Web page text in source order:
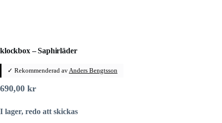
klockbox – Saphirläder
✓ Rekommenderad av Anders Bengtsson
690,00 kr
I lager, redo att skickas